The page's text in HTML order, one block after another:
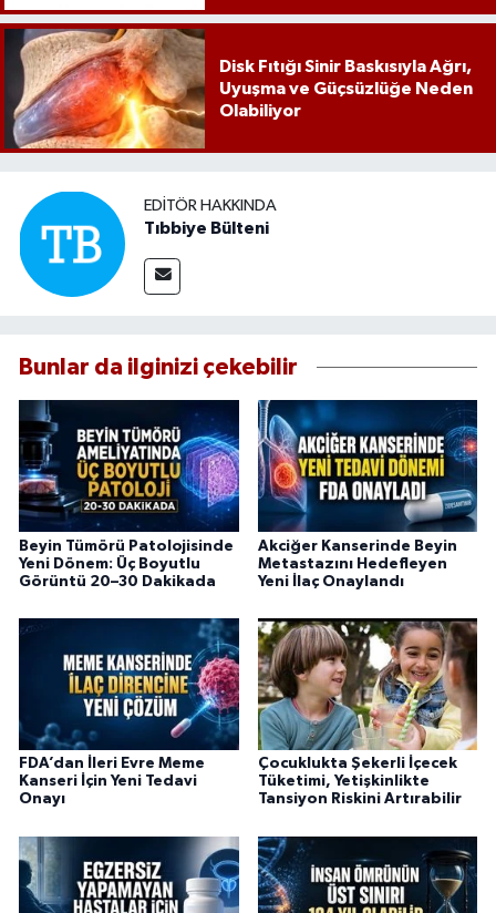
Disk Fıtığı Sinir Baskısıyla Ağrı,
Uyuşma ve Güçsüzlüğe Neden
Olabiliyor
EDITÖR HAKKINDA
Tıbbiye Bülteni
Bunlar da ilginizi çekebilir
Beyin Tümörü Patolojisinde
Yeni Dönem: Üç Boyutlu
Görüntü 20–30 Dakikada
Akciğer Kanserinde Beyin
Metastazını Hedefleyen
Yeni İlaç Onaylandı
FDA’dan İleri Evre Meme
Kanseri İçin Yeni Tedavi
Onayı
Çocuklukta Şekerli İçecek
Tüketimi, Yetişkinlikte
Tansiyon Riskini Artırabilir